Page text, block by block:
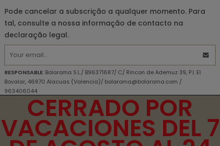
CERRADO POR
VACACIONES DEL 7
Pode cancelar a subscrição a qualquer momento. Para
tal, consulte a nossa informação de contacto na
declaração legal.
RESPONSABLE: Bolaroma S.L./ B96371687/ C/ Rincon de Ademuz 39, P.I. El
Bovalar, 46970 Alacuas (Valencia)/ bolaroma@bolaroma.com /
963406044
OBJETIVO PRINCIPAL: Responda às perguntas e envie as informações
solicitadas.
DIREITOS
: DIREITOS Acesso, retificação, exclusão e portabilidade de seus
dados, de limitação e oposição ao seu processamento, além de não estar
sujeito a decisões baseadas apenas no processamento automatizado de